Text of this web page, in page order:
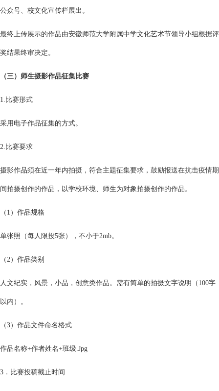
公众号、校文化宣传栏展出。
最终上传展示的作品由安徽师范大学附属中学文化艺术节领导小组根据评
奖结果终审决定。
（三）师生摄影作品征集比赛
1.比赛形式
采用电子作品征集的方式。
2.比赛要求
摄影作品须在近一年内拍摄，符合主题征集要求，鼓励报送在抗击疫情期
间拍摄创作的作品，以学校环境、师生为对象拍摄创作的作品。
（1）作品规格
单张照（每人限投5张），不小于2mb。
（2）作品类别
人文纪实，风景，小品，创意类作品。需有简单的拍摄文字说明（100字
以内）。
（3）作品文件命名格式
作品名称+作者姓名+班级.Jpg
3．比赛投稿截止时间